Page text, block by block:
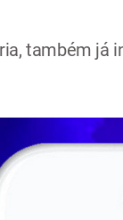
também já